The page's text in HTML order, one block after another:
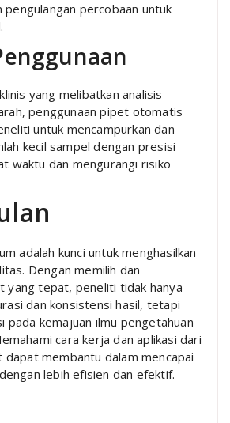
pengulangan percobaan untuk
yang melibatkan analisis
penggunaan pipet otomatis
untuk mencampurkan dan
kecil sampel dengan presisi
waktu dan mengurangi risiko
adalah kunci untuk menghasilkan
Dengan memilih dan
yang tepat, peneliti tidak hanya
dan konsistensi hasil, tetapi
pada kemajuan ilmu pengetahuan
cara kerja dan aplikasi dari
membantu dalam mencapai
lebih efisien dan efektif.